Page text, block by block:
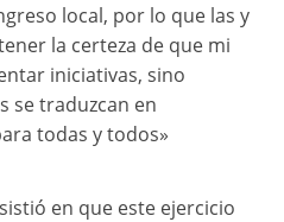
local, por lo que las y
la certeza de que mi
iniciativas, sino
se traduzcan en
todas y todos»
en que este ejercicio